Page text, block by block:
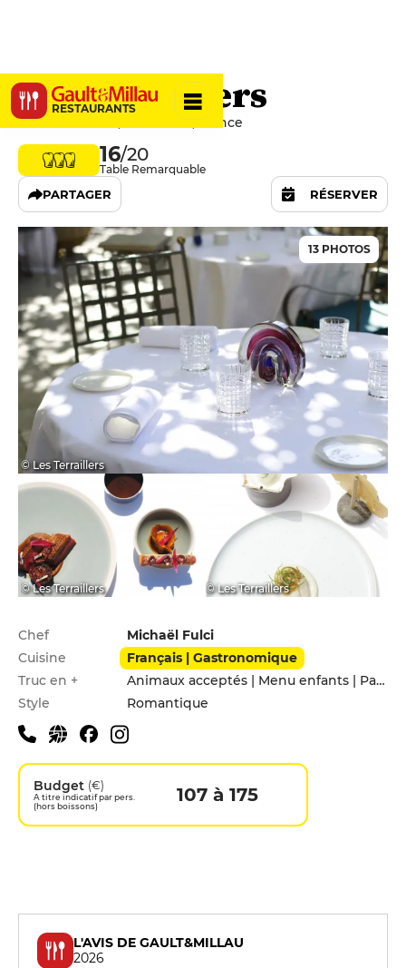
RESTAURANTS
Les Terraillers
11 Chemin Neuf, 06410 Biot, France
16/20
Table Remarquable
PARTAGER RÉSERVER
© Les Terraillers
© Les Terraillers © Les Terraillers
13 PHOTOS
Infos pratiques
Chef
Michaël Fulci
Cuisine
Français | Gastronomique
Truc en +
Animaux acceptés | Menu enfants | Parking privé | Service voiturier
Style
Romantique
Budget (€)
A titre indicatif par pers.
(hors boissons)
107 à 175
L'AVIS DE GAULT&MILLAU
2026